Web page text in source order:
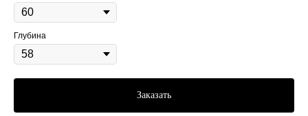
Глубина
Заказать